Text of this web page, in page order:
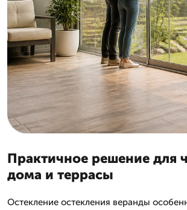
Практичное решение для
дома и террасы
Остекление остекления веранды